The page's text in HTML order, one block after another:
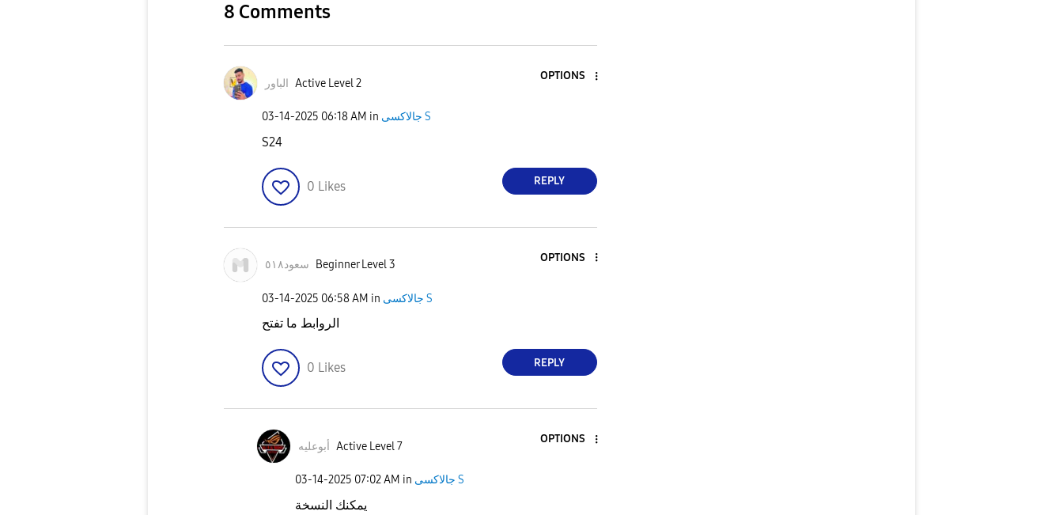
8 Comments
الباور Active Level 2
OPTIONS
‎03-14-2025 06:18 AM in جالاكسى S
S24
0 Likes REPLY
سعود٥١٨ Beginner Level 3
OPTIONS
‎03-14-2025 06:58 AM in جالاكسى S
الروابط ما تفتح
0 Likes REPLY
أبوعليه Active Level 7
OPTIONS
‎03-14-2025 07:02 AM in جالاكسى S
يمكنك النسخة